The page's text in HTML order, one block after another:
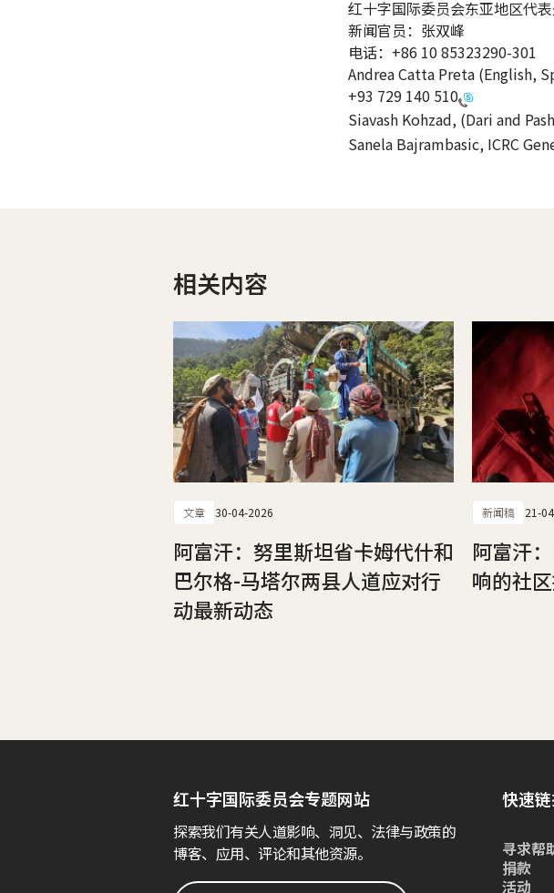
红十字国际委员会东亚地区代
新闻官员：张双峰
电话：+86 10 85323290-301
Andrea Catta Preta (English,
+93 729 140 510
Siavash Kohzad, (Dari and
Sanela Bajrambasic, ICRC
相关内容
文章 30-04-2026
阿富汗：努里斯坦省卡姆代什和
巴尔格-马塔尔两县人道应对行
动最新动态
新闻稿 21-
阿富汗
响的社
红十字国际委员会专题网站
探索我们有关人道影响、洞见、法律与政策的
博客、应用、评论和其他资源。
快速
寻求帮
捐款
活动